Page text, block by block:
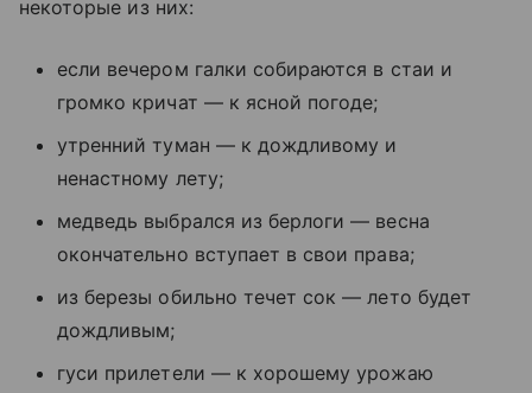
некоторые из них:
если вечером галки собираются в стаи и
громко кричат — к ясной погоде;
утренний туман — к дождливому и
ненастному лету;
медведь выбрался из берлоги — весна
окончательно вступает в свои права;
из березы обильно течет сок — лето будет
дождливым;
гуси прилетели — к хорошему урожаю